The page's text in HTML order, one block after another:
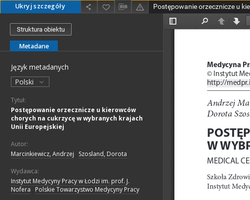
Ukryj szczegóły
Struktura obiektu
Metadane
Język metadanych
Polski
Tytuł:
Postępowanie orzecznicze u kierowców
chorych na cukrzycę w wybranych krajach
Unii Europejskiej
Autor:
Marcinkiewicz, Andrzej
Szosland, Dorota
Wydawca:
Instytut Medycyny Pracy w Łodzi im. prof. J.
Nofera
Polskie Towarzystwo Medycyny Pracy